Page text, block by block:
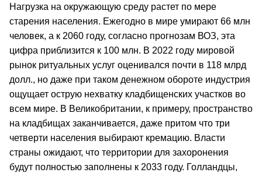
Нагрузка на окружающую среду растет по мере
старения населения. Ежегодно в мире умирают 66 млн
человек, а к 2060 году, согласно прогнозам ВОЗ, эта
цифра приблизится к 100 млн. В 2022 году мировой
рынок ритуальных услуг оценивался почти в 118 млрд
долл., но даже при таком денежном обороте индустрия
ощущает острую нехватку кладбищенских участков во
всем мире. В Великобритании, к примеру, пространство
на кладбищах заканчивается, даже притом что три
четверти населения выбирают кремацию. Власти
страны ожидают, что территории для захоронения
будут полностью заполнены к 2033 году. Голландцы,